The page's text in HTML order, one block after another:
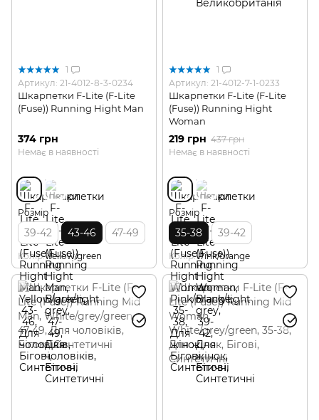
1
Артикул: 21-4012-8-3-0234
Шкарпетки F-Lite (F-Lite
(Fuse)) Running Hight Man
374 грн
Немає в наявності
Розмір
39-42 43-46 47-49
Колір Yellow/green
1
Артикул: 21-4012-7-1-0233
Шкарпетки F-Lite (F-Lite
(Fuse)) Running Hight
Woman
219 грн 437 грн
Немає в наявності
Розмір
35-38 39-42
Колір Pink/orange